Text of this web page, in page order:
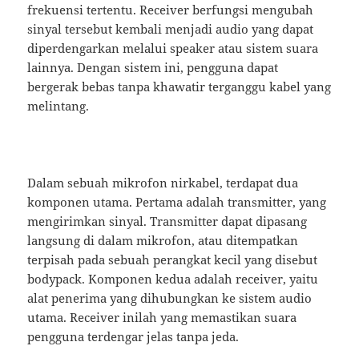
frekuensi tertentu. Receiver berfungsi mengubah
sinyal tersebut kembali menjadi audio yang dapat
diperdengarkan melalui speaker atau sistem suara
lainnya. Dengan sistem ini, pengguna dapat
bergerak bebas tanpa khawatir terganggu kabel yang
melintang.
Dalam sebuah mikrofon nirkabel, terdapat dua
komponen utama. Pertama adalah transmitter, yang
mengirimkan sinyal. Transmitter dapat dipasang
langsung di dalam mikrofon, atau ditempatkan
terpisah pada sebuah perangkat kecil yang disebut
bodypack. Komponen kedua adalah receiver, yaitu
alat penerima yang dihubungkan ke sistem audio
utama. Receiver inilah yang memastikan suara
pengguna terdengar jelas tanpa jeda.